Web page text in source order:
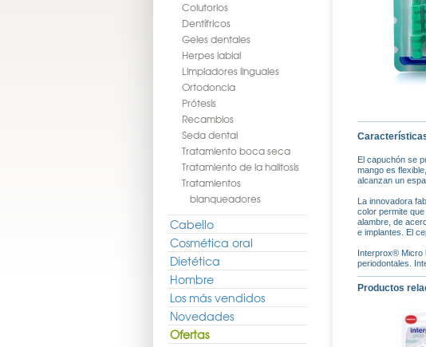
Colutorios
Dentífricos
Geles dentales
Herpes labial
Limpiadores linguales
Ortodoncia
Prótesis
Recambios
Seda dental
Tratamiento boca seca
Tratamiento de la halitosis
Tratamientos
blanqueadores
Cabello
Cosmética oral
Dietética
Hombre
Los más vendidos
Novedades
Ofertas
El capuchón se
mango es
alcanzan un
La innovadora
color permite
alambre, de
e implantes. El
Interprox® Micro
periodontales.
Productos